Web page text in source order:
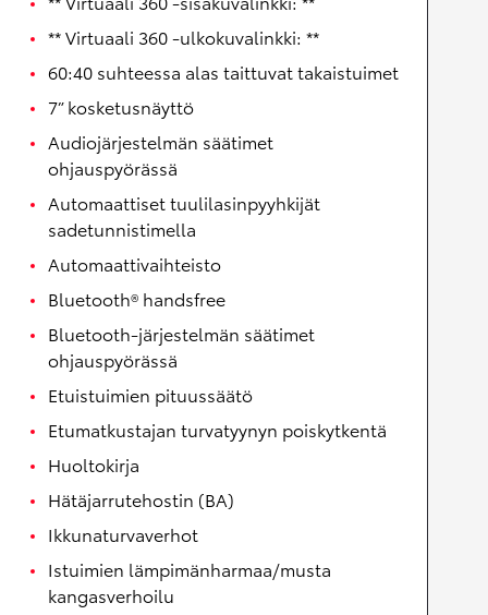
** Virtuaali 360 -ulkokuvalinkki: **
60:40 suhteessa alas taittuvat takaistuimet
7” kosketusnäyttö
Audiojärjestelmän säätimet
ohjauspyörässä
Automaattiset tuulilasinpyyhkijät
sadetunnistimella
Automaattivaihteisto
Bluetooth® handsfree
Bluetooth-järjestelmän säätimet
ohjauspyörässä
Etuistuimien pituussäätö
Etumatkustajan turvatyynyn poiskytkentä
Huoltokirja
Hätäjarrutehostin (BA)
Ikkunaturvaverhot
Istuimien lämpimänharmaa/musta
kangasverhoilu